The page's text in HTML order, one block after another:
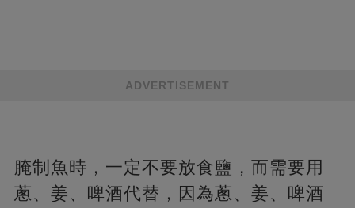
ADVERTISEMENT
腌制魚時，一定不要放食鹽，而需要用
蔥、姜、啤酒代替，因為蔥、姜、啤酒